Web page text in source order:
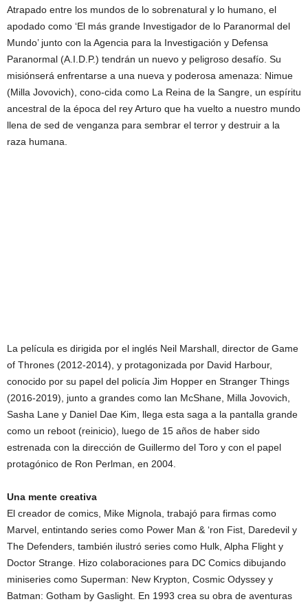
Atrapado entre los mundos de lo sobrenatural y lo humano, el
apodado como ‘El más grande Investigador de lo Paranormal del
Mundo’ junto con la Agencia para la Investigación y Defensa
Paranormal (A.I.D.P.) tendrán un nuevo y peligroso desafío. Su
misiónserá enfrentarse a una nueva y poderosa amenaza: Nimue
(Milla Jovovich), cono-cida como La Reina de la Sangre, un espíritu
ancestral de la época del rey Arturo que ha vuelto a nuestro mundo
llena de sed de venganza para sembrar el terror y destruir a la
raza humana.
La película es dirigida por el inglés Neil Marshall, director de Game
of Thrones (2012-2014), y protagonizada por David Harbour,
conocido por su papel del policía Jim Hopper en Stranger Things
(2016-2019), junto a grandes como lan McShane, Milla Jovovich,
Sasha Lane y Daniel Dae Kim, llega esta saga a la pantalla grande
como un reboot (reinicio), luego de 15 años de haber sido
estrenada con la dirección de Guillermo del Toro y con el papel
protagónico de Ron Perlman, en 2004.
Una mente creativa
El creador de comics, Mike Mignola, trabajó para firmas como
Marvel, entintando series como Power Man & ‘ron Fist, Daredevil y
The Defenders, también ilustró series como Hulk, Alpha Flight y
Doctor Strange. Hizo colaboraciones para DC Comics dibujando
miniseries como Superman: New Krypton, Cosmic Odyssey y
Batman: Gotham by Gaslight. En 1993 crea su obra de aventuras